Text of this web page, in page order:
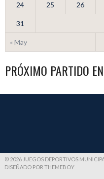
« May
24 25 26
31
PRÓXIMO PARTIDO
© 2026 JUEGOS DEPORTIVOS
DISEÑADO POR THEMEBOY